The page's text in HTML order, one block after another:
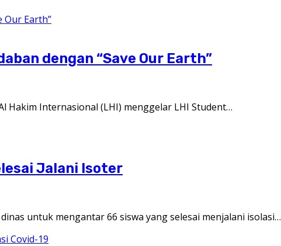
dengan “Save Our Earth”
Hakim Internasional (LHI) menggelar LHI Student…
Jalani Isoter
untuk mengantar 66 siswa yang selesai menjalani isolasi…